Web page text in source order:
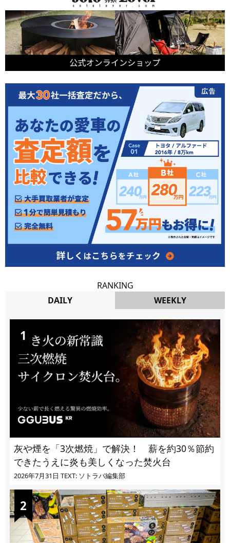
RANKING
DAILY
WEEKLY
灰や煙を「3次燃焼」で解決！ 薪を約30％節約
できたうえに炎も美しくなった焚火台
2026年7月31日 TEXT: ソトラバ編集部